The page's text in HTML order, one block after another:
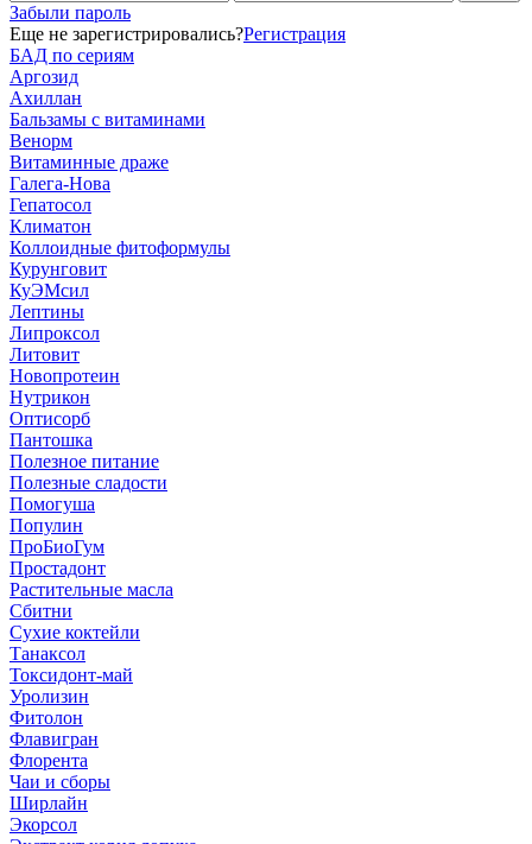
Забыли пароль
Еще не зарегистрировались?Регистрация
БАД по сериям
Аргозид
Ахиллан
Бальзамы с витаминами
Венорм
Витаминные драже
Галега-Нова
Гепатосол
Климатон
Коллоидные фитоформулы
Курунговит
КуЭМсил
Лептины
Липроксол
Литовит
Новопротеин
Нутрикон
Оптисорб
Пантошка
Полезное питание
Полезные сладости
Помогуша
Популин
ПроБиоГум
Простадонт
Растительные масла
Сбитни
Сухие коктейли
Танаксол
Токсидонт-май
Уролизин
Фитолон
Флавигран
Флорента
Чаи и сборы
Ширлайн
Экорсол